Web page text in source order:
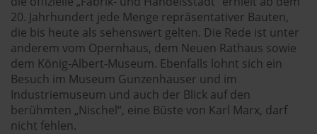
20. Jahrhundert jede Menge repräsentativer Bauten,
die bis heute als sehenswert gelten. Die Rede ist unter
anderem vom Opernhaus, dem Neuen Rathaus sowie
dem König-Albert-Museum. Ebenfalls lohnt sich ein
Besuch im Museum Gunzenhauser und im
Industriemuseum und auch der Blick auf den
berühmten „Nischel“, eine Büste von Karl Marx, darf
nicht fehlen.